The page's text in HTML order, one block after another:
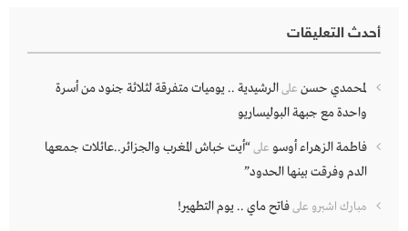
أحدث التعليقات
لمحمدي حسن علىالرشيدية .. يوميات متفرقة لثلاثة جنود من أسرة
واحدة مع جبهة البوليساريو
فاطمة الزهراء أوسو على“أيت خباش المغرب والجزائر..عائلات جمعها
الدم وفرقت بينها الحدود”
مبارك اشبرو علىفاتح ماي .. يوم التطهير!